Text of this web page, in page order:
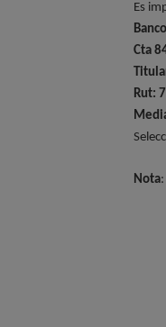
Es
Cta
Rut:
Nota: